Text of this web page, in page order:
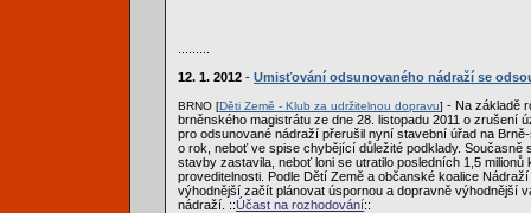
12. 1. 2012 - Umisťování odsunovaného nádraží se
BRNO [Děti Země - Klub za udržitelnou dopravu] - Na základě
brněnského magistrátu ze dne 28. listopadu 2011 o zrušení
pro odsunované nádraží přerušil nyní stavební úřad na
o rok, neboť ve spise chybějící důležité podklady. Současně
stavby zastavila, neboť loni se utratilo posledních 1,5 milionů
proveditelnosti. Podle Dětí Země a občanské koalice
výhodnější začít plánovat úspornou a dopravně výhodnější
nádraží. ::Účast na rozhodování::